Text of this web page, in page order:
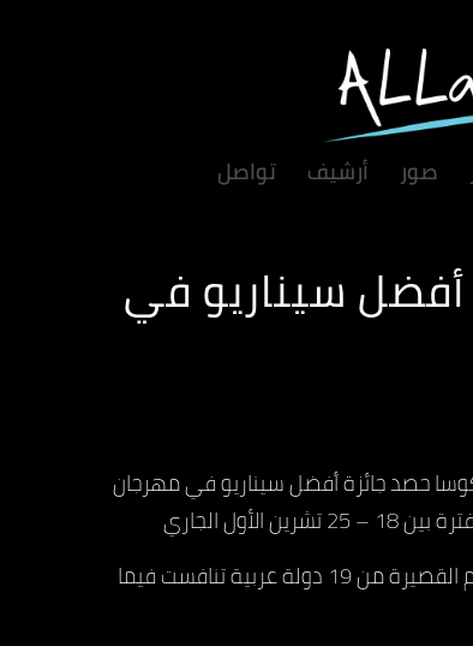
صور أرشيف تواصل
سيناريو في
حصد جائزة أفضل سيناريو في مهرجان
الجاري
وشارك في المسابقة الرسمية للمهرجان مجموعة من الأفلام القصيرة من 19 دولة عربية تنافست فيما